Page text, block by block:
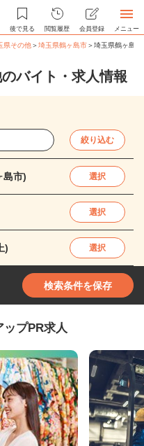
後で見る 閲覧履歴 会員登録 メニュー
県その他＞埼玉県鶴ヶ島市＞埼玉県鶴ヶ島
バイト・求人情報
絞り込む
島市) 選択
選択
) 選択
検索条件を保存
プPR求人